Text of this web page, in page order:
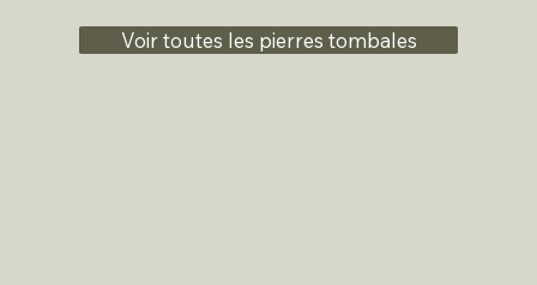
Voir toutes les pierres tombales